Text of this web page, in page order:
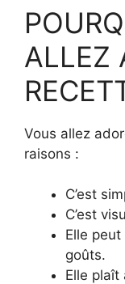
ALLEZ
Vous allez
raisons :
C’est
C’est
Elle
goûts.
Elle